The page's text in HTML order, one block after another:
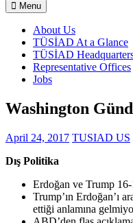
Menu
About Us
TÜSİAD At a Glance
TÜSİAD
Representative Offices
Jobs
Washington
April 24, 2017 TUSIAD US
Dış Politika
Erdoğan ve Trump 16-
Trump’ın Erdoğan’ı
ettiği anlamına